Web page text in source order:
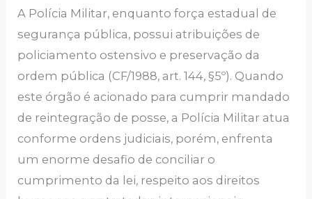
A Polícia Militar, enquanto força estadual de
segurança pública, possui atribuições de
policiamento ostensivo e preservação da
ordem pública (CF/1988, art. 144, §5º). Quando
este órgão é acionado para cumprir mandado
de reintegração de posse, a Polícia Militar atua
conforme ordens judiciais, porém, enfrenta
um enorme desafio de conciliar o
cumprimento da lei, respeito aos direitos